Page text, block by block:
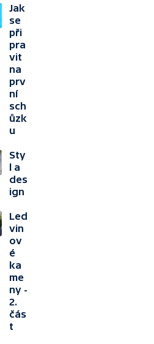
Jak
se
při
pra
vit
na
prv
ní
sch
ůzk
u
Sty
l a
des
ign
Led
vin
ov
é
ka
me
ny -
2.
čás
t